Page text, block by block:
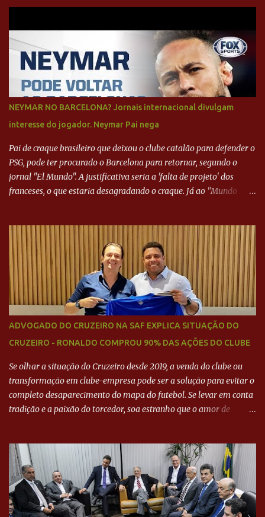
NEYMAR NO BARCELONA? Jornais internacional divulgam
interesse do jogador. Neymar Pai nega
Pai de craque brasileiro que deixou o clube catalão para defender o
PSG, pode ter procurado o Barcelona para retornar, segundo o
jornal "El Mundo". A justificativa seria a 'falta de projeto' dos
franceses, o que estaria desagradando o craque. Já ao "Mundo
Neymar Pai nega
ADVOGADO DO CRUZEIRO NA SAF EXPLICA SITUAÇÃO DO
CRUZEIRO - RONALDO COMPROU 90% DAS AÇÕES DO CLUBE
Se olhar a situação do Cruzeiro desde 2019, a venda do clube ou
transformação em clube-empresa pode ser a solução para evitar o
completo desaparecimento do mapa do futebol. Se levar em conta
tradição e a paixão do torcedor, soa estranho que o amor de
feito imediatamente para pagamento de dívidas emergenciais e
investimentos no departamento de futebol. O projeto apresentado
para a recuperação do Cruzeiro, o aporte financeiro inicial, com
Ronaldo sendo solidário à dívida de R$ 1 bilhão a partir de agora,
mais o peso que o ex-atacante tem no mundo do futebol, além de